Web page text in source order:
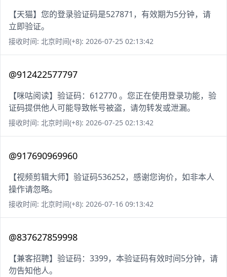
【天猫】您的登录验证码是527871，有效期为5分钟，请
立即验证。
接收时间: 北京时间(+8): 2026-07-25 02:13:42
@912422577797
【咪咕阅读】验证码：612770 。您正在使用登录功能，验
证码提供他人可能导致帐号被盗，请勿转发或泄漏。
接收时间: 北京时间(+8): 2026-07-25 02:13:42
@917690969960
【视频剪辑大师】验证码536252，感谢您询价，如非本人
操作请忽略。
接收时间: 北京时间(+8): 2026-07-16 09:13:42
@837627859998
【兼客招聘】验证码：3399，本验证码有效时间5分钟，请
勿告知他人。